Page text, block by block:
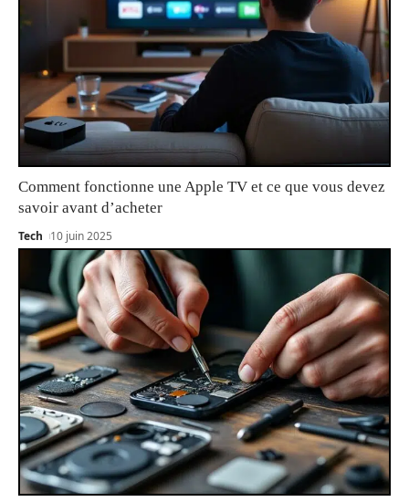
Comment fonctionne une Apple TV et ce que vous devez
savoir avant d’acheter
Tech 10 juin 2025